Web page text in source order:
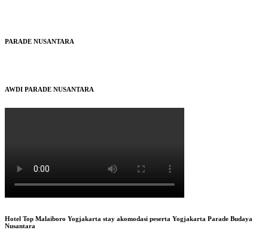
PARADE NUSANTARA
AWDI PARADE NUSANTARA
Hotel Top Malaiboro Yogjakarta stay akomodasi peserta Yogjakarta Parade Budaya
Nusantara